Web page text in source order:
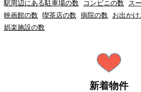
駅周辺にある駐車場の数 コンビニの数 ス
映画館の数
喫茶店の数 病院の数
お出か
娯楽施設の数
新着物件